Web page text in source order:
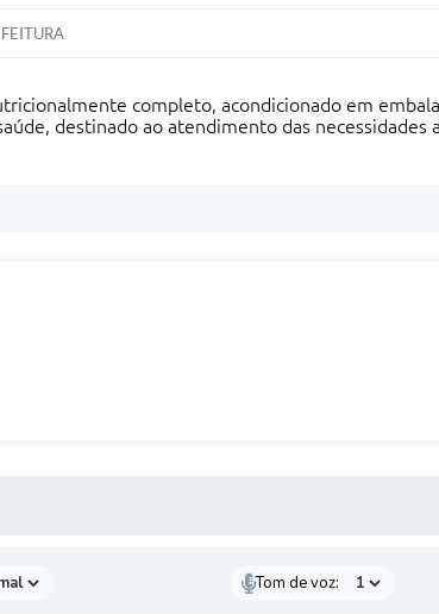
completo, acondicionado em
destinado ao atendimento das
Tom de voz: